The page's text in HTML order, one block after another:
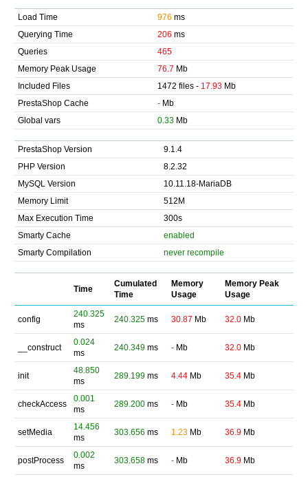
Load Time 976 ms
Querying Time
206 ms
Queries
465
Memory Peak Usage
76.7 Mb
Included Files
1472 files - 17.93Mb
PrestaShop Cache
-Mb
Global vars
0.33Mb
PrestaShop Version
9.1.4
PHP Version
8.2.32
MySQL Version
10.11.18-MariaDB
Memory Limit
512M
Max Execution Time
300s
Smarty Cache
enabled
Smarty Compilation
never recompile
Time
Cumulated
Time
Memory
Usage
Memory Peak
Usage
config
240.325
ms
240.325ms 30.87 Mb 32.0Mb
__construct
0.024
ms
240.349ms -Mb 32.0Mb
init
48.850
ms
289.199ms 4.44Mb 35.4Mb
checkAccess
0.001
ms
289.200ms -Mb 35.4Mb
setMedia
14.456
ms
303.656 ms 1.23Mb 36.9Mb
postProcess
0.002
ms
303.658ms -Mb 36.9Mb